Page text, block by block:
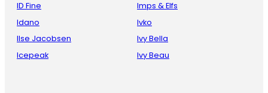
ID Fine
Idano
Ilse Jacobsen
Icepeak
Imps & Elfs
Ivko
Ivy Bella
Ivy Beau